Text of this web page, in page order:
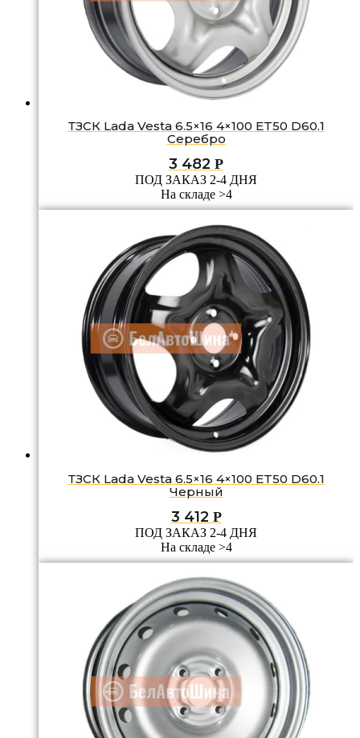
ТЗСК Lada Vesta 6.5×16 4×100 ET50 D60.1
Серебро
3 482 Р
ПОД ЗАКАЗ 2-4 ДНЯ
На складе >4
ТЗСК Lada Vesta 6.5×16 4×100 ET50 D60.1
Черный
3 412 Р
ПОД ЗАКАЗ 2-4 ДНЯ
На складе >4